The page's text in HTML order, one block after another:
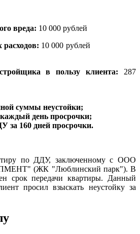
вреда: 10 000 рублей
расходов: 10 000 рублей
в пользу клиента: 287
суммы неустойки;
каждый день просрочки;
за 160 дней просрочки.
по ДДУ, заключенному с ООО
(ЖК "Люблинский парк"). В
срок передачи квартиры. Данный
просил взыскать неустойку за